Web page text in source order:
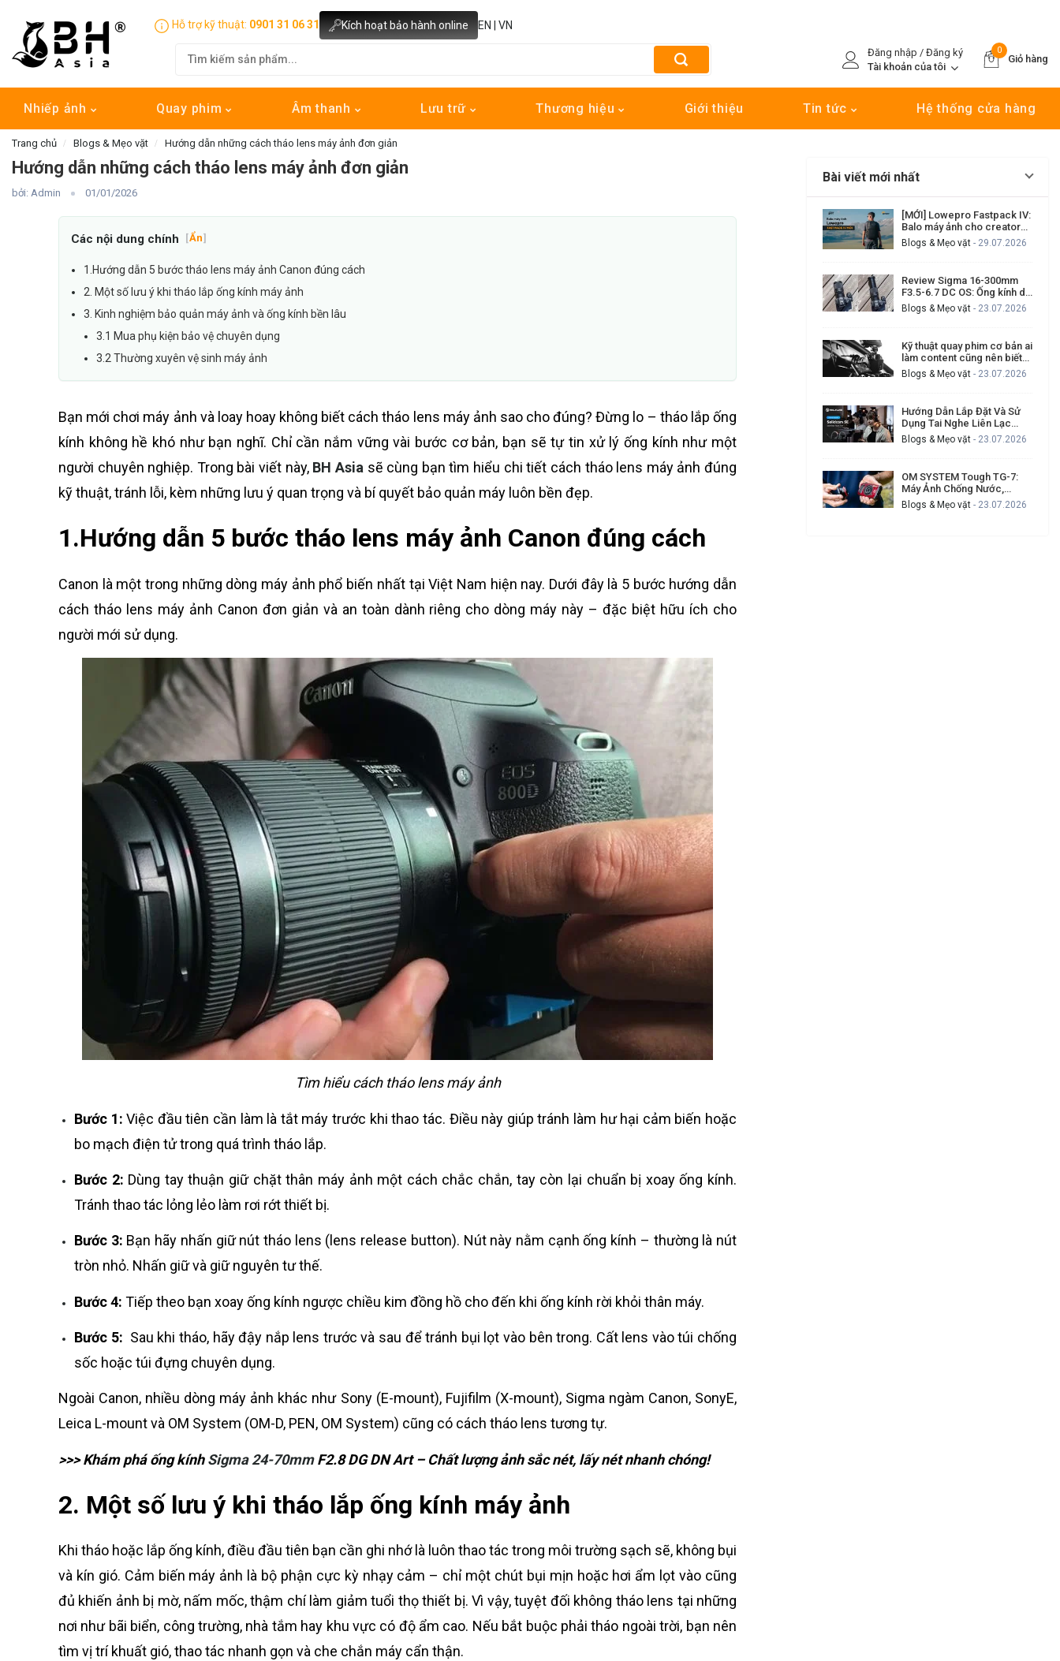
Hỗ trợ kỹ thuật: 0901 31 06 31 Kích hoạt bảo hành online EN VN
Đăng nhập / Đăng ký
Tài khoản của tôi
0
Giỏ hàng
Nhiếp ảnh Quay phim Âm thanh Lưu trữ Thương hiệu Giới thiệu Tin tức Hệ thống cửa hàng
Trang chủ Blogs & Mẹo vặt Hướng dẫn những cách tháo lens máy ảnh đơn giản
Hướng dẫn những cách tháo lens máy ảnh đơn giản
bởi: Admin 01/01/2026
Các nội dung chính [Ẩn]
1.Hướng dẫn 5 bước tháo lens máy ảnh Canon đúng cách
2. Một số lưu ý khi tháo lắp ống kính máy ảnh
3. Kinh nghiệm bảo quản máy ảnh và ống kính bền lâu
3.1 Mua phụ kiện bảo vệ chuyên dụng
3.2 Thường xuyên vệ sinh máy ảnh
Bạn mới chơi máy ảnh và loay hoay không biết cách tháo lens máy ảnh sao cho đúng? Đừng lo – tháo lắp ống
kính không hề khó như bạn nghĩ. Chỉ cần nắm vững vài bước cơ bản, bạn sẽ tự tin xử lý ống kính như một
người chuyên nghiệp. Trong bài viết này, BH Asia sẽ cùng bạn tìm hiểu chi tiết cách tháo lens máy ảnh đúng
kỹ thuật, tránh lỗi, kèm những lưu ý quan trọng và bí quyết bảo quản máy luôn bền đẹp.
1.Hướng dẫn 5 bước tháo lens máy ảnh Canon đúng cách
Canon là một trong những dòng máy ảnh phổ biến nhất tại Việt Nam hiện nay. Dưới đây là 5 bước hướng dẫn
cách tháo lens máy ảnh Canon đơn giản và an toàn dành riêng cho dòng máy này – đặc biệt hữu ích cho
người mới sử dụng.
Tìm hiểu cách tháo lens máy ảnh
Bước 1:Việc đầu tiên cần làm là tắt máy trước khi thao tác. Điều này giúp tránh làm hư hại cảm biến hoặc
bo mạch điện tử trong quá trình tháo lắp.
Bước 2: Dùng tay thuận giữ chặt thân máy ảnh một cách chắc chắn, tay còn lại chuẩn bị xoay ống kính.
Tránh thao tác lỏng lẻo làm rơi rớt thiết bị.
Bước 3: Bạn hãy nhấn giữ nút tháo lens (lens release button). Nút này nằm cạnh ống kính – thường là nút
tròn nhỏ. Nhấn giữ và giữ nguyên tư thế.
Bước 4: Tiếp theo bạn xoay ống kính ngược chiều kim đồng hồ cho đến khi ống kính rời khỏi thân máy.
Bước 5: Sau khi tháo, hãy đậy nắp lens trước và sau để tránh bụi lọt vào bên trong. Cất lens vào túi chống
sốc hoặc túi đựng chuyên dụng.
Ngoài Canon, nhiều dòng máy ảnh khác như Sony (E-mount), Fujifilm (X-mount), Sigma ngàm Canon, SonyE,
Leica L-mount và OM System (OM-D, PEN, OM System) cũng có cách tháo lens tương tự.
>>> Khám phá ống kínhSigma 24-70mmF2.8 DG DN Art – Chất lượng ảnh sắc nét, lấy nét nhanh chóng!
2. Một số lưu ý khi tháo lắp ống kính máy ảnh
Khi tháo hoặc lắp ống kính, điều đầu tiên bạn cần ghi nhớ là luôn thao tác trong môi trường sạch sẽ, không bụi
và kín gió. Cảm biến máy ảnh là bộ phận cực kỳ nhạy cảm – chỉ một chút bụi mịn hoặc hơi ẩm lọt vào cũng
đủ khiến ảnh bị mờ, nấm mốc, thậm chí làm giảm tuổi thọ thiết bị. Vì vậy, tuyệt đối không tháo lens tại những
nơi như bãi biển, công trường, nhà tắm hay khu vực có độ ẩm cao. Nếu bắt buộc phải tháo ngoài trời, bạn nên
tìm vị trí khuất gió, thao tác nhanh gọn và che chắn máy cẩn thận.
Bài viết mới nhất
[MỚI] Lowepro Fastpack IV:
Balo máy ảnh cho creator
cần đi nhanh, lấy máy nhanh
Blogs & Mẹo vặt - 29.07.2026
Review Sigma 16-300mm
F3.5-6.7 DC OS: Ống kính du
lịch đa dụng có đáng mua?
Blogs & Mẹo vặt - 23.07.2026
Kỹ thuật quay phim cơ bản ai
làm content cũng nên biết
để tạo video chuyên nghiệp
hơn
Blogs & Mẹo vặt - 23.07.2026
Hướng Dẫn Lắp Đặt Và Sử
Dụng Tai Nghe Liên Lạc
Hollyland Solidcom SE Cho
Ekip Quay Phim Đông Người
Blogs & Mẹo vặt - 23.07.2026
OM SYSTEM Tough TG-7:
Máy Ảnh Chống Nước,
Chống Va Đập Cho Ai
Thường Xuyên Gặp Sự Cố
Blogs & Mẹo vặt - 23.07.2026